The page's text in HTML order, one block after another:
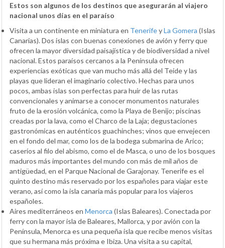
Estos son algunos de los destinos que asegurarán al viajero
nacional unos días en el paraíso
Visita a un continente en miniatura en TenerifeyLa Gomera (Islas
Canarias). Dos islas con buenas conexiones de avión y ferry que
ofrecen la mayor diversidad paisajística y de biodiversidad a nivel
nacional. Estos paraísos cercanos a la Península ofrecen
experiencias exóticas que van mucho más allá del Teide y las
playas que lideran el imaginario colectivo. Hechas para unos
pocos, ambas islas son perfectas para huir de las rutas
convencionales y animarse a conocer monumentos naturales
fruto de la erosión volcánica, como la Playa de Benijo; piscinas
creadas por la lava, como el Charco de la Laja; degustaciones
gastronómicas en auténticos guachinches; vinos que envejecen
en el fondo del mar, como los de la bodega submarina de Arico;
caseríos al filo del abismo, como el de Masca, o uno de los bosques
maduros más importantes del mundo con más de mil años de
antigüedad, en el Parque Nacional de Garajonay. Tenerife es el
quinto destino más reservado por los españoles para viajar este
verano, así como la isla canaria más popular para los viajeros
españoles.
Aires mediterráneos en Menorca (Islas Baleares). Conectada por
ferry con la mayor isla de Baleares, Mallorca, y por avión con la
Península, Menorca es una pequeña isla que recibe menos visitas
que su hermana más próxima e Ibiza. Una visita a su capital,